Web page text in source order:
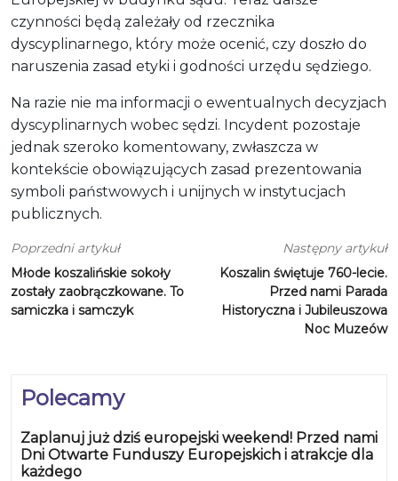
Polecamy
Zaplanuj już dziś europejski weekend! Przed nami
Dni Otwarte Funduszy Europejskich i atrakcje dla
każdego
czynności będą zależały od rzecznika
dyscyplinarnego, który może ocenić, czy doszło do
naruszenia zasad etyki i godności urzędu sędziego.
Na razie nie ma informacji o ewentualnych decyzjach
dyscyplinarnych wobec sędzi. Incydent pozostaje
jednak szeroko komentowany, zwłaszcza w
kontekście obowiązujących zasad prezentowania
symboli państwowych i unijnych w instytucjach
publicznych.
Poprzedni artykuł
Młode koszalińskie sokoły
zostały zaobrączkowane. To
samiczka i samczyk
Następny artykuł
Koszalin świętuje 760-lecie.
Przed nami Parada
Historyczna i Jubileuszowa
Noc Muzeów